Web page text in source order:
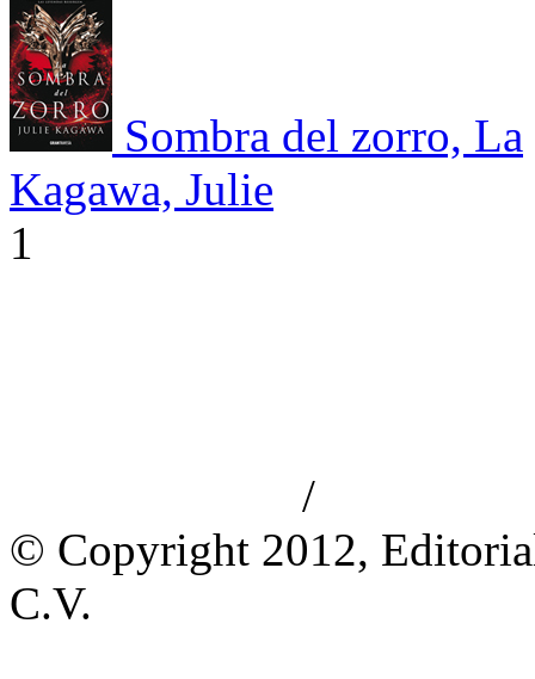
Sombra del zorro, La
Kagawa, Julie
1
/
© Copyright 2012,
C.V.